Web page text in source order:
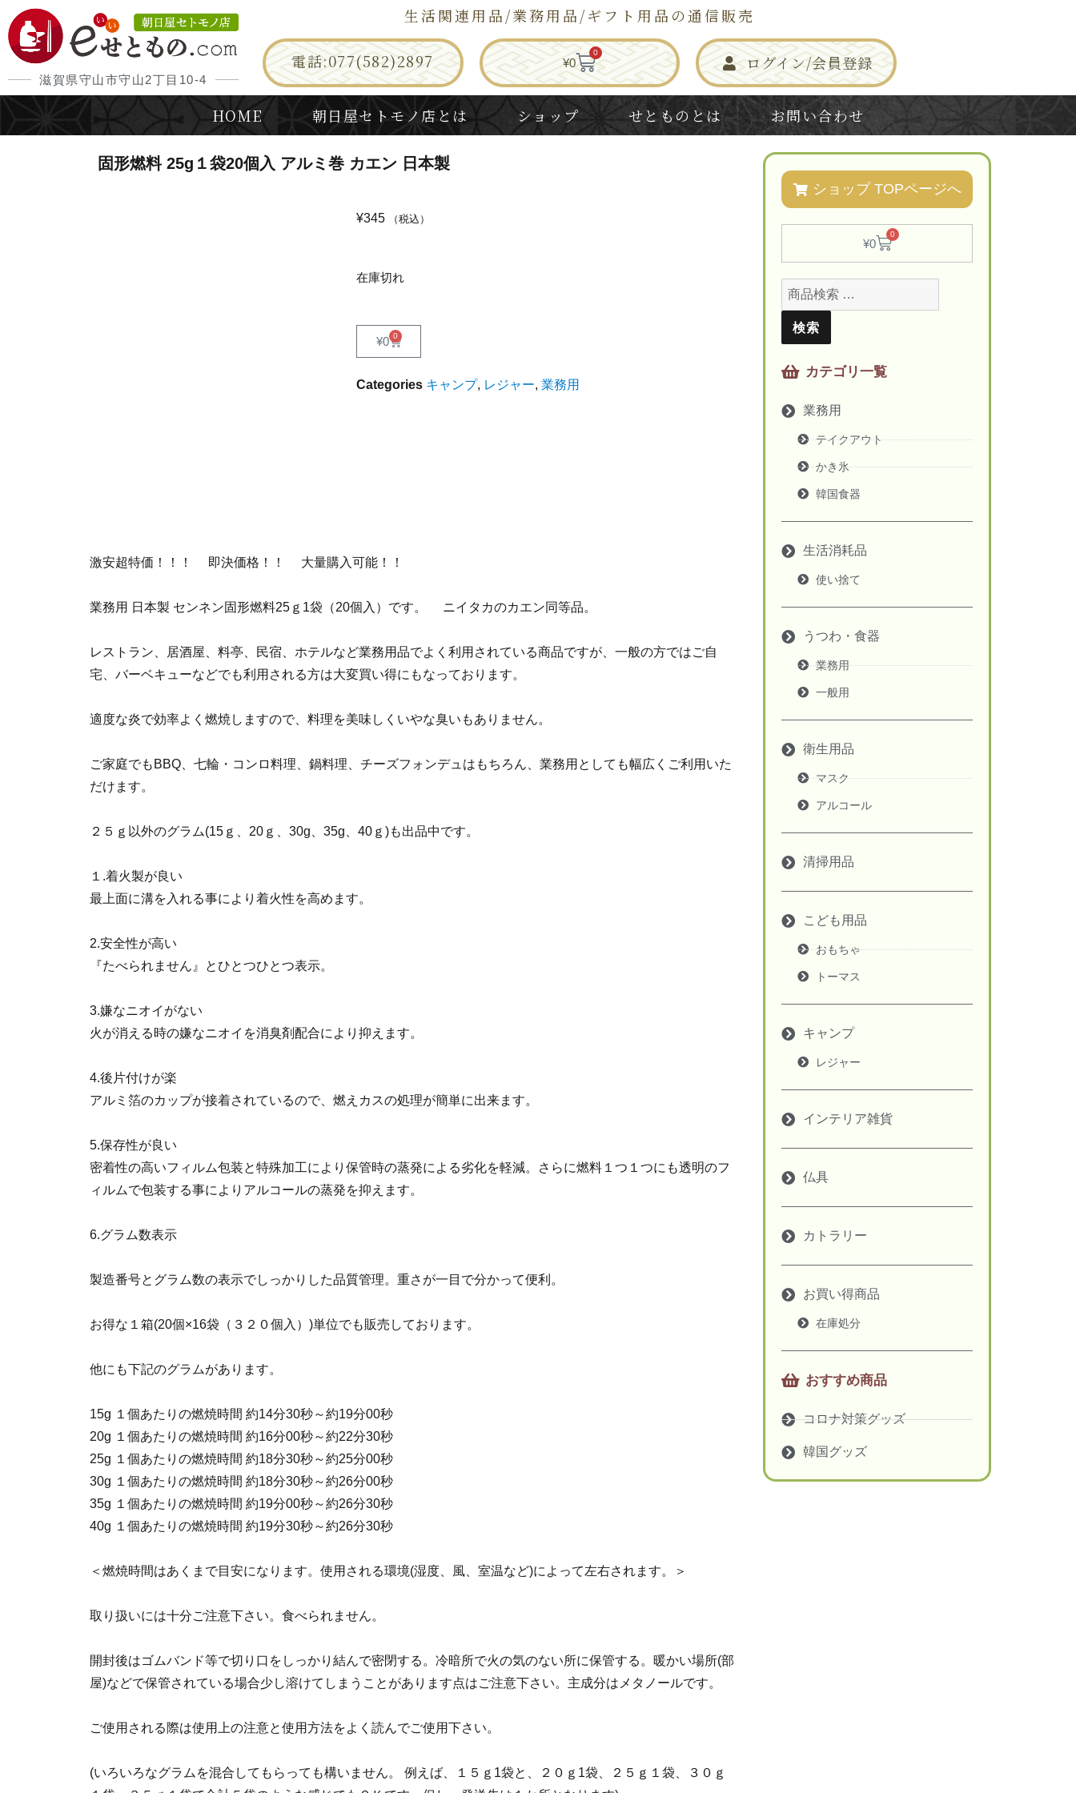
滋賀県守山市守山2丁目10-4
生活関連用品/業務用品/ギフト用品の通信販売
電話:077(582)2897 ¥0
0 ログイン/会員登録
HOME 朝日屋セトモノ店とは ショップ せとものとは お問い合わせ
固形燃料 25g１袋20個入 アルミ巻 カエン 日本製
¥345 （税込）
在庫切れ
¥0 0
Categories キャンプ, レジャー,業務用
激安超特価！！！ 即決価格！！ 大量購入可能！！
業務用 日本製 センネン固形燃料25ｇ1袋（20個入）です。 ニイタカのカエン同等品。
レストラン、居酒屋、料亭、民宿、ホテルなど業務用品でよく利用されている商品ですが、一般の方ではご自
宅、バーベキューなどでも利用される方は大変買い得にもなっております。
適度な炎で効率よく燃焼しますので、料理を美味しくいやな臭いもありません。
ご家庭でもBBQ、七輪・コンロ料理、鍋料理、チーズフォンデュはもちろん、業務用としても幅広くご利用いた
だけます。
２５ｇ以外のグラム(15ｇ、20ｇ、30g、35g、40ｇ)も出品中です。
１.着火製が良い
最上面に溝を入れる事により着火性を高めます。
2.安全性が高い
『たべられません』とひとつひとつ表示。
3.嫌なニオイがない
火が消える時の嫌なニオイを消臭剤配合により抑えます。
4.後片付けが楽
アルミ箔のカップが接着されているので、燃えカスの処理が簡単に出来ます。
5.保存性が良い
密着性の高いフィルム包装と特殊加工により保管時の蒸発による劣化を軽減。さらに燃料１つ１つにも透明のフ
ィルムで包装する事によりアルコールの蒸発を抑えます。
6.グラム数表示
製造番号とグラム数の表示でしっかりした品質管理。重さが一目で分かって便利。
お得な１箱(20個×16袋（３２０個入）)単位でも販売しております。
他にも下記のグラムがあります。
15g １個あたりの燃焼時間 約14分30秒～約19分00秒
20g １個あたりの燃焼時間 約16分00秒～約22分30秒
25g １個あたりの燃焼時間 約18分30秒～約25分00秒
30g １個あたりの燃焼時間 約18分30秒～約26分00秒
35g １個あたりの燃焼時間 約19分00秒～約26分30秒
40g １個あたりの燃焼時間 約19分30秒～約26分30秒
＜燃焼時間はあくまで目安になります。使用される環境(湿度、風、室温など)によって左右されます。＞
取り扱いには十分ご注意下さい。食べられません。
開封後はゴムバンド等で切り口をしっかり結んで密閉する。冷暗所で火の気のない所に保管する。暖かい場所(部
屋)などで保管されている場合少し溶けてしまうことがあります点はご注意下さい。主成分はメタノールです。
ご使用される際は使用上の注意と使用方法をよく読んでご使用下さい。
(いろいろなグラムを混合してもらっても構いません。 例えば、１５ｇ1袋と、２０ｇ1袋、２５ｇ１袋、３０ｇ
ショップ TOPページへ
¥0
0
検索
カテゴリ一覧
業務用
テイクアウト
かき氷
韓国食器
生活消耗品
使い捨て
うつわ・食器
業務用
一般用
衛生用品
マスク
アルコール
清掃用品
こども用品
おもちゃ
トーマス
キャンプ
レジャー
インテリア雑貨
仏具
カトラリー
お買い得商品
在庫処分
おすすめ商品
コロナ対策グッズ
韓国グッズ